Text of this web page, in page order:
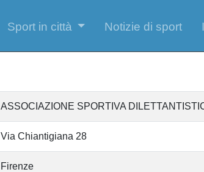
Sport in città Notizie di sport
ASSOCIAZIONE SPORTIVA
Via Chiantigiana 28
Firenze